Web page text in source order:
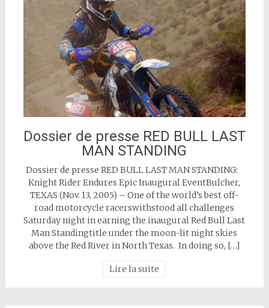
Dossier de presse RED BULL LAST
MAN STANDING
Dossier de presse RED BULL LAST MAN STANDING:
Knight Rider Endures Epic Inaugural EventBulcher,
TEXAS (Nov. 13, 2005) – One of the world’s best off-
road motorcycle racerswithstood all challenges
Saturday night in earning the inaugural Red Bull Last
Man Standingtitle under the moon-lit night skies
above the Red River in North Texas. In doing so, […]
Lire la suite